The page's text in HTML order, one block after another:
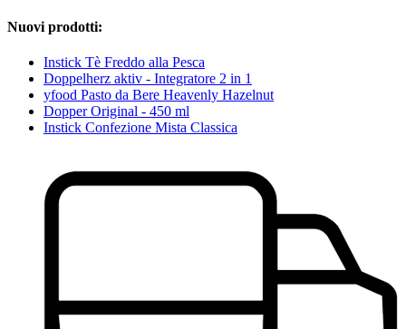
Nuovi prodotti:
Instick Tè Freddo alla Pesca
Doppelherz aktiv - Integratore 2 in 1
yfood Pasto da Bere Heavenly Hazelnut
Dopper Original - 450 ml
Instick Confezione Mista Classica